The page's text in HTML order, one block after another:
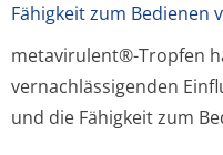
Fähigkeit zum Bedienen
metavirulent®-Tropfen
vernachlässigenden
und die Fähigkeit zum